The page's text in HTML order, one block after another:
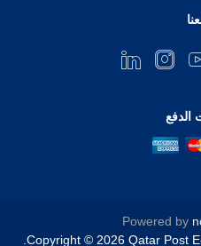
الدفع
Powered by
Copyright © 2026 Qatar Post